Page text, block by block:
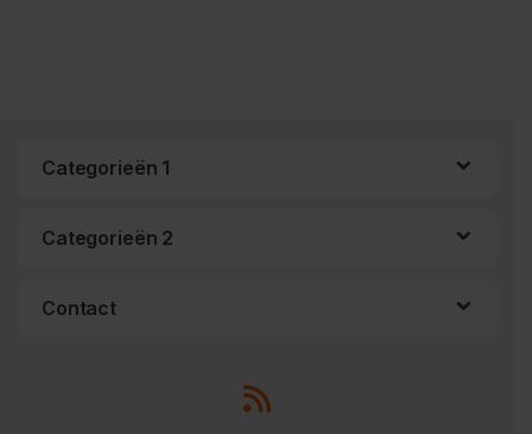
Categorieën 1
Categorieën 2
Contact